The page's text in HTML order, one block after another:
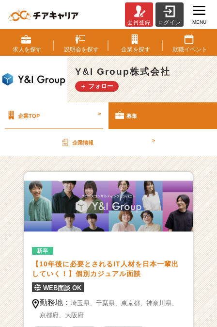
&
I
G
r
o
u
会
社
採
用/
求
人
一
覧
I
経
験
で
も“市
場
価
会員登録 ログイン MENU
求人を探す 説明会を探す 企業を探す 就職イベント
Y&I Group株式会社
＋ フォロー
企業TOP > 募集
企業情報 >
新卒
【10年後に必要とされるIT人材を日本一輩出
していく！】個別カジュアル面談
WEB面談 OK
勤務地： 埼玉県、 千葉県、 東京都、 神奈川県、
京都府、 大阪府